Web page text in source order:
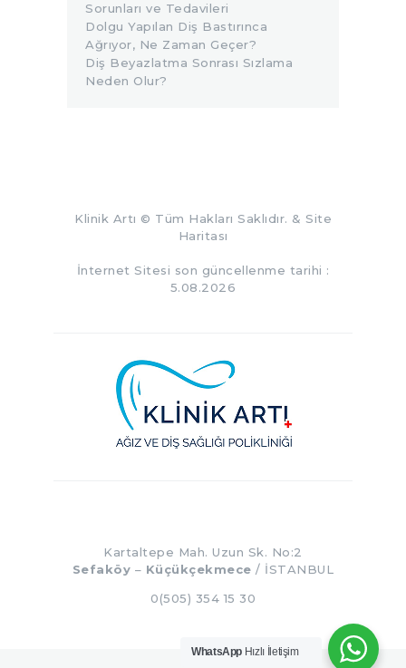
Sorunları ve Tedavileri
Dolgu Yapılan Diş Bastırınca
Ağrıyor, Ne Zaman Geçer?
Diş Beyazlatma Sonrası Sızlama
Neden Olur?
Klinik Artı © Tüm Hakları Saklıdır. & Site
Haritası
İnternet Sitesi son güncellenme tarihi :
5.08.2026
Kartaltepe Mah. Uzun Sk. No:2
Sefaköy – Küçükçekmece/ İSTANBUL
0(505) 354 15 30
WhatsApp Hızlı İletişim